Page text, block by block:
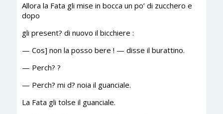
Allora la Fata gli mise in bocca un po’ di zucchero e
dopo
gli present? di nuovo il bicchiere :
— Cos] non la posso bere ! — disse il burattino.
— Perch? ?
— Perch? mi d? noia il guanciale.
La Fata gli tolse il guanciale.